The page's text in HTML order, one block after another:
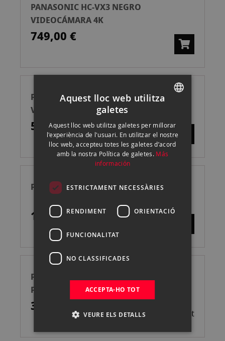
PANASONIC HC-VX3 NEGRO
VIDEOCÁMARA 4K
749,00 €
PANASONIC VIDEOHC-V900 NEGRO
VIDEOCÁMARA
599,00 €
PANASONIC HC-X1600 VIDEOCÁMARA
1.699,00 €
PANASONIC HC-X2E VIDEOCÁMARA
PROFESIONAL
3.199,00 € Esgotat
ENGLISH
CATALAN
Aquest lloc web utilitza
galetes
Aquest lloc web utilitza galetes per millorar
l'experiència de l'usuari. En utilitzar el nostre
lloc web, accepteu totes les galetes d’acord
amb la nostra Política de galetes. Más
información
ESTRICTAMENT NECESSÀRIES
RENDIMENT ORIENTACIÓ
FUNCIONALITAT
NO CLASSIFICADES
ACCEPTA-HO TOT
VEURE ELS DETALLS